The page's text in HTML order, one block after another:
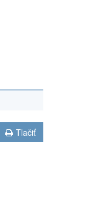
Tlačiť